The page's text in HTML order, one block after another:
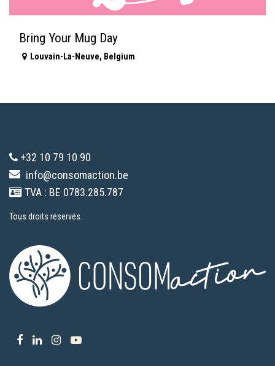
Bring Your Mug Day
Louvain-La-Neuve, Belgium
+32 10 79 10 90
info@consomaction.be
TVA : BE 0783.285.787
Tous droits réservés.